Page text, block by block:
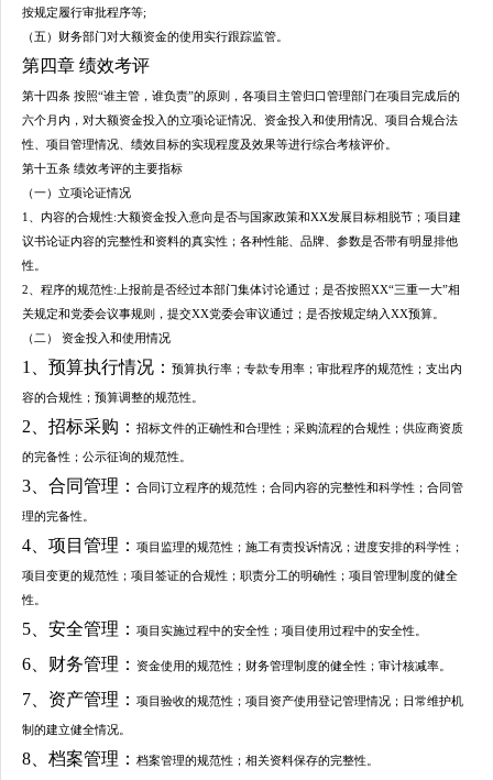
按规定履行审批程序等;
（五）财务部门对大额资金的使用实行跟踪监管。
第四章 绩效考评
第十四条 按照“谁主管，谁负责”的原则，各项目主管归口管理部门在项目完成后的
六个月内，对大额资金投入的立项论证情况、资金投入和使用情况、项目合规合法
性、项目管理情况、绩效目标的实现程度及效果等进行综合考核评价。
第十五条 绩效考评的主要指标
（一）立项论证情况
1、内容的合规性:大额资金投入意向是否与国家政策和XX发展目标相脱节；项目建
议书论证内容的完整性和资料的真实性；各种性能、品牌、参数是否带有明显排他
性。
2、程序的规范性:上报前是否经过本部门集体讨论通过；是否按照XX“三重一大”相
关规定和党委会议事规则，提交XX党委会审议通过；是否按规定纳入XX预算。
（二） 资金投入和使用情况
1、预算执行情况：预算执行率；专款专用率；审批程序的规范性；支出内
容的合规性；预算调整的规范性。
2、招标采购：招标文件的正确性和合理性；采购流程的合规性；供应商资质
的完备性；公示征询的规范性。
3、合同管理：合同订立程序的规范性；合同内容的完整性和科学性；合同管
理的完备性。
4、项目管理：项目监理的规范性；施工有责投诉情况；进度安排的科学性；
项目变更的规范性；项目签证的合规性；职责分工的明确性；项目管理制度的健全
性。
5、安全管理：项目实施过程中的安全性；项目使用过程中的安全性。
6、财务管理： 资金使用的规范性；财务管理制度的健全性；审计核减率。
7、资产管理：项目验收的规范性；项目资产使用登记管理情况；日常维护机
制的建立健全情况。
8、档案管理：档案管理的规范性；相关资料保存的完整性。